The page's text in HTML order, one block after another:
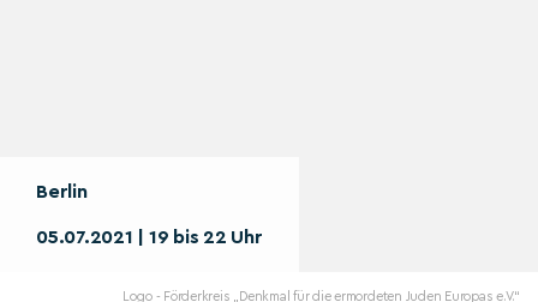
Berlin
05.07.2021 | 19 bis 22 Uhr
Logo - Förderkreis „Denkmal für die ermordeten Juden Europas e.V.“